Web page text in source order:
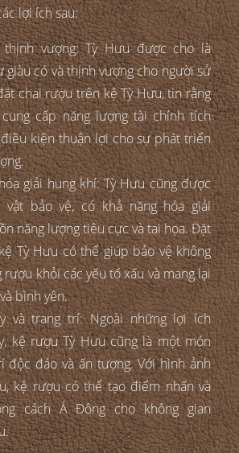
lợi ích sau:
thịnh vượng: Tỳ Hưu được cho là
giàu có và thịnh vượng cho người sử
chai rượu trên kệ Tỳ Hưu, tin rằng
cấp năng lượng tài chính tích
kiện thuận lợi cho sự phát triển
giải hung khí: Tỳ Hưu cũng được
bảo vệ, có khả năng hóa giải
năng lượng tiêu cực và tai họa. Đặt
Tỳ Hưu có thể giúp bảo vệ không
rượu khỏi các yếu tố xấu và mang lại
bình yên.
và trang trí: Ngoài những lợi ích
kệ rượu Tỳ Hưu cũng là một món
độc đáo và ấn tượng. Với hình ảnh
kệ rượu có thể tạo điểm nhấn và
cách Á Đông cho không gian